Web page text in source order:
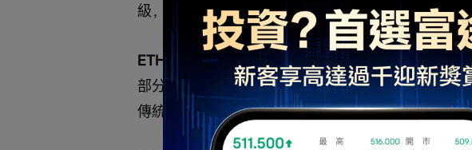
級，徹底重構了網絡的擴容能力，Layer 2生態呈現爆
ETH在2026年的關鍵驅動因素在於RWA代幣化實
部分在以太坊上，這釋放了一個清晰的信號：在處
傳統金融機構仍首選以太坊。